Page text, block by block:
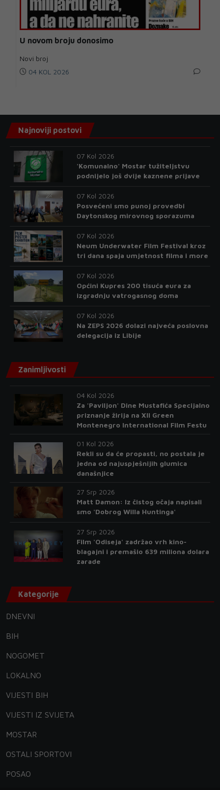
U novom broju donosimo
Novi broj
04 KOL 2026
Najnoviji postovi
07 Kol 2026
'Komunalno' Mostar tužiteljstvu
podnijelo još dvije kaznene prijave
07 Kol 2026
Posvećeni smo punoj provedbi
Daytonskog mirovnog sporazuma
07 Kol 2026
Neum Underwater Film Festival kroz
tri dana spaja umjetnost filma i more
07 Kol 2026
Općini Kupres 200 tisuća eura za
izgradnju vatrogasnog doma
07 Kol 2026
Na ZEPS 2026 dolazi najveća poslovna
delegacija iz Libije
Zanimljivosti
04 Kol 2026
Za 'Paviljon' Dine Mustafića Specijalno
priznanje žirija na XII Green
Montenegro International Film Festu
01 Kol 2026
Rekli su da će propasti, no postala je
jedna od najuspješnijih glumica
današnjice
27 Srp 2026
Matt Damon: Iz čistog očaja napisali
smo 'Dobrog Willa Huntinga'
27 Srp 2026
Film 'Odiseja' zadržao vrh kino-
blagajni i premašio 639 miliona dolara
zarade
Kategorije
DNEVNI
BIH
NOGOMET
LOKALNO
VIJESTI BIH
VIJESTI IZ SVIJETA
MOSTAR
OSTALI SPORTOVI
POSAO